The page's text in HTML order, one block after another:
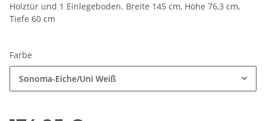
Holztür und 1 Einlegeboden. Breite 145 cm, Höhe 76,3 cm,
Tiefe 60 cm
Farbe
Sonoma-Eiche/Uni Weiß